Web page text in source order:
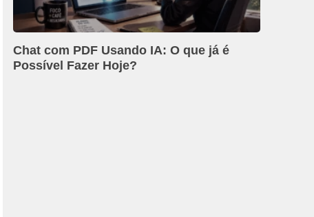
Chat com PDF Usando IA: O que já é
Possível Fazer Hoje?